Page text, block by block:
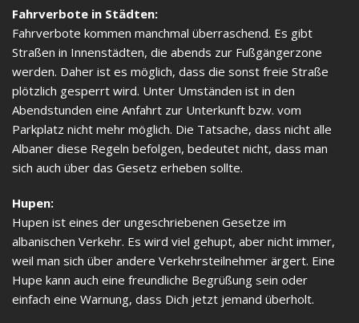
Fahrverbote in Städten:
Fahrverbote kommen manchmal überraschend. Es gibt
Straßen in Innenstädten, die abends zur Fußgängerzone
werden. Daher ist es möglich, dass die sonst freie Straße
plötzlich gesperrt wird. Unter Umständen ist in den
Abendstunden eine Anfahrt zur Unterkunft bzw. vom
Parkplatz nicht mehr möglich. Die Tatsache, dass nicht alle
Albaner diese Regeln befolgen, bedeutet nicht, dass man
sich auch über das Gesetz erheben sollte.
Hupen:
Hupen ist eines der ungeschriebenen Gesetze im
albanischen Verkehr. Es wird viel gehupt, aber nicht immer,
weil man sich über andere Verkehrsteilnehmer ärgert. Eine
Hupe kann auch eine freundliche Begrüßung sein oder
einfach eine Warnung, dass Dich jetzt jemand überholt.